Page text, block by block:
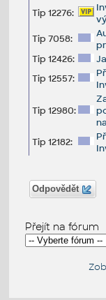
Tip 12276:
Tip 7058:
Tip 12426:
Tip 12557:
Tip 12980:
Tip 12182:
Odpovědět
Přejít na fórum